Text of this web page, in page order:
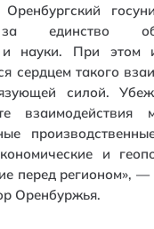
единство
и науки. При этом
сердцем такого
силой.
взаимодействия
и
перед регионом», —
Оренбуржья.